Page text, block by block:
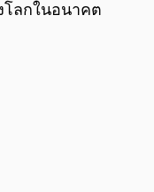
โลกในอนาคต